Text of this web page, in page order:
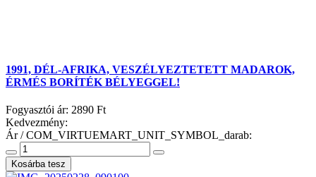
1991, DÉL-AFRIKA, VESZÉLYEZTETETT MADAROK,
ÉRMÉS BORÍTÉK BÉLYEGGEL!
Fogyasztói ár: 2890 Ft
Kedvezmény:
Ár / COM_VIRTUEMART_UNIT_SYMBOL_darab: